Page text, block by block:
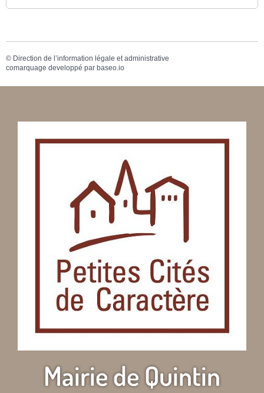
© Direction de l’information légale et administrative
comarquage developpé par baseo.io
Mairie de Quintin